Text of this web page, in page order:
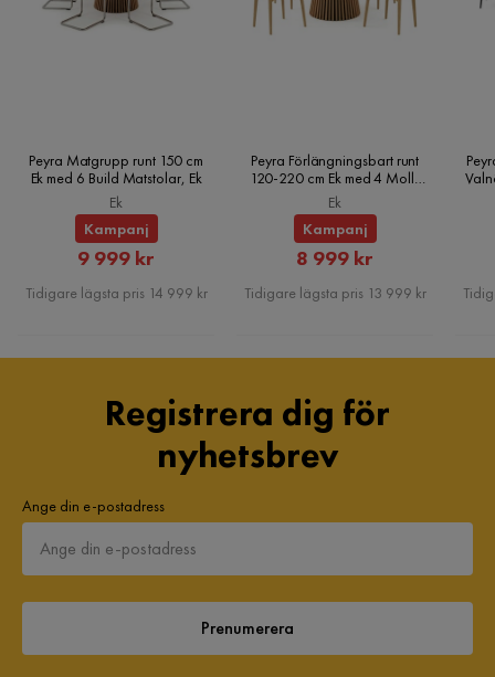
Peyra Matgrupp runt 150 cm
Ek med 6 Build Matstolar, Ek
Ek
Kampanj
Rabatterat
Pris
9 999 kr
Tidigare lägsta pris 14 999 kr
Peyra Förlängningsbart runt
120-220 cm Ek med 4 Molly
Matstolar, Ek
Ek
Kampanj
Rabatterat
Pris
8 999 kr
Tidigare lägsta pris 13 999 kr
Registrera dig för
nyhetsbrev
Ange din e-postadress
Prenumerera